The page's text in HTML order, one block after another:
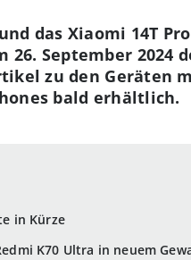
in Kürze
K70 Ultra in neuem
das Xiaomi 14T
26. September
zu den Geräten
bald erhältlich.